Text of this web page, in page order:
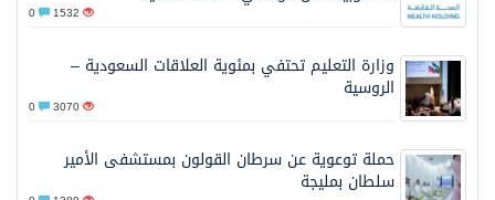
1532
وزارة التعليم تحتفي بمئوية العلاقات السعودية –
الروسية
3070
حملة توعوية عن سرطان القولون بمستشفى الأمير
سلطان بمليجة